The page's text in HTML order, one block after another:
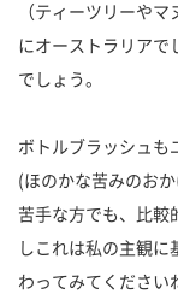
（ティーツリーや
にオーストラリアで
でしょう。
ボトルブラッシュも
(ほのかな苦みのお
苦手な方でも、比較
しこれは私の主観
わってみてください